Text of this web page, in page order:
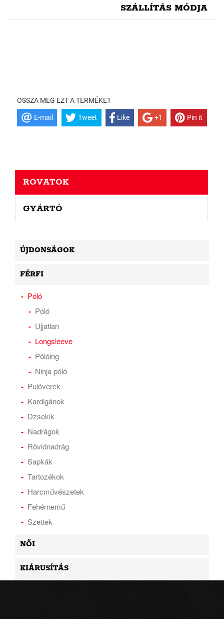
SZÁLLÍTÁS MÓDJA
OSSZA MEG EZT A TERMÉKET
E-mail Tweet Like +1 Pin it
ROVATOK
GYÁRTÓ
ÚJDONSÁGOK
FÉRFI
Póló
Póló
Ujjatlan
Longsleeve
Pólóing
Ninja póló
Pulóverek
Kardigánok
Dzsekik
Nadrágok
Rövidnadrág
Sapkák
Tartozékok
Harcművészetek
Fehérnemű
Szettek
NŐI
KIÁRUSÍTÁS